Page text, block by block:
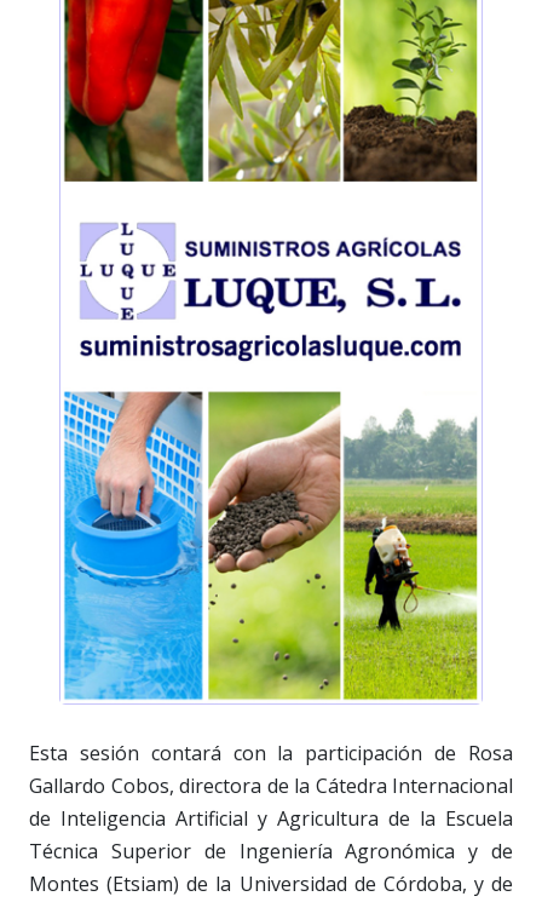
Esta sesión contará con la participación de Rosa
Gallardo Cobos, directora de la Cátedra Internacional
de Inteligencia Artificial y Agricultura de la Escuela
Técnica Superior de Ingeniería Agronómica y de
Montes (Etsiam) de la Universidad de Córdoba, y de